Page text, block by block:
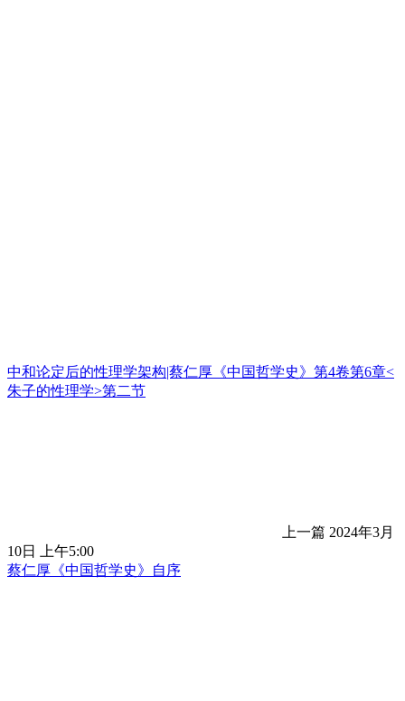
中和论定后的性理学架构|蔡仁厚《中国哲学史》第4卷第6章<
朱子的性理学>第二节
上一篇 2024年3月
10日 上午5:00
蔡仁厚《中国哲学史》自序